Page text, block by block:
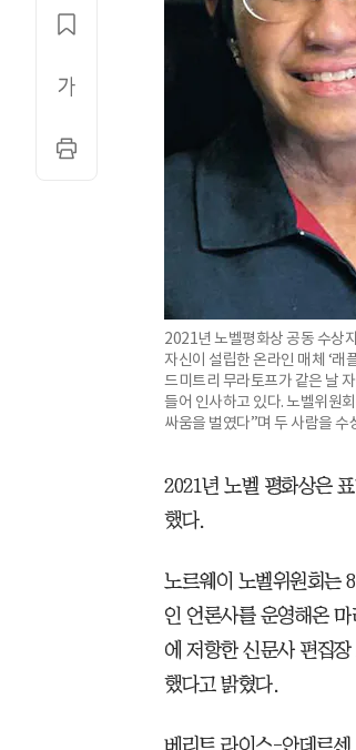
2021년 노벨평화상 공동 수상
자신이 설립한 온라인 매체 ‘래
드미트리 무라토프가 같은 날
들어 인사하고 있다. 노벨위원
싸움을 벌였다”며 두 사람을
2021년 노벨 평화상은
했다.
노르웨이 노벨위원회는
인 언론사를 운영해온
에 저항한 신문사 편집
했다고 밝혔다.
베리트 라이스-안데르센